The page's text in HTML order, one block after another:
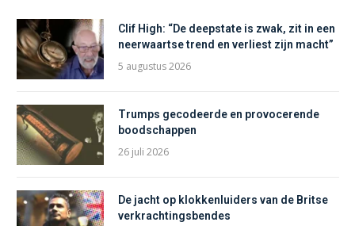
Clif High: “De deepstate is zwak, zit in een
neerwaartse trend en verliest zijn macht”
5 augustus 2026
Trumps gecodeerde en provocerende
boodschappen
26 juli 2026
De jacht op klokkenluiders van de Britse
verkrachtingsbendes